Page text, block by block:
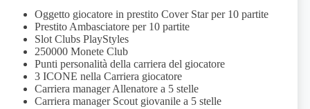
Oggetto giocatore in prestito Cover Star per 10 partite
Prestito Ambasciatore per 10 partite
Slot Clubs PlayStyles
250000 Monete Club
Punti personalità della carriera del giocatore
3 ICONE nella Carriera giocatore
Carriera manager Allenatore a 5 stelle
Carriera manager Scout giovanile a 5 stelle